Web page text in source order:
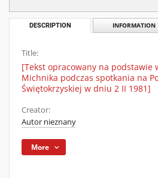
DESCRIPTION INFORMATION
Title:
[Tekst opracowany na podstawie
Michnika podczas spotkania na
Świętokrzyskiej w dniu 2 II 1981]
Creator:
Autor nieznany
More